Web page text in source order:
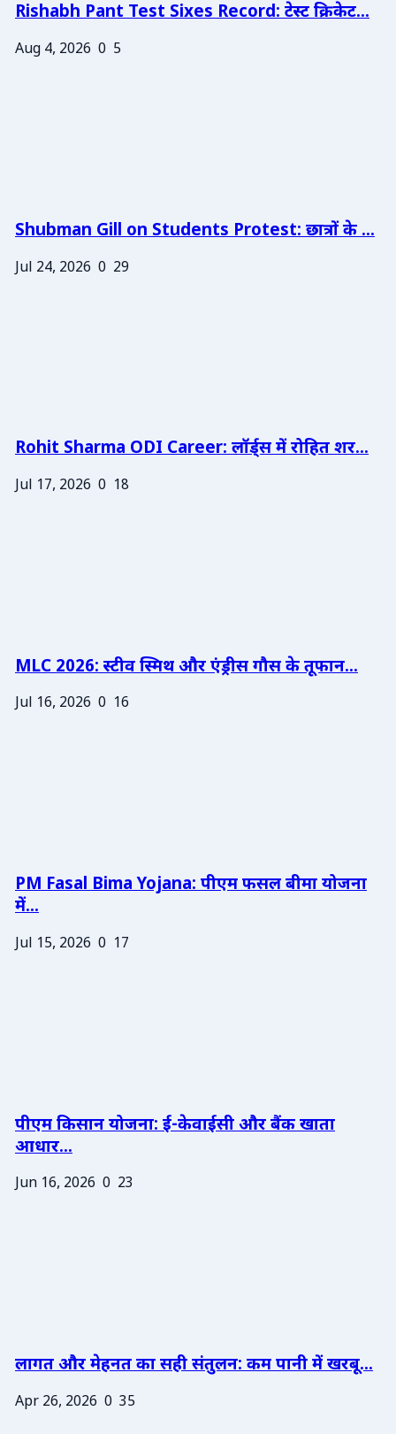
Rishabh Pant Test Sixes Record: टेस्ट क्रिकेट...
Aug 4, 2026 0 5
Shubman Gill on Students Protest: छात्रों के ...
Jul 24, 2026 0 29
Rohit Sharma ODI Career: लॉर्ड्स में रोहित शर...
Jul 17, 2026 0 18
MLC 2026: स्टीव स्मिथ और एंड्रीस गौस के तूफान...
Jul 16, 2026 0 16
PM Fasal Bima Yojana: पीएम फसल बीमा योजना
में...
Jul 15, 2026 0 17
पीएम किसान योजना: ई-केवाईसी और बैंक खाता
आधार...
Jun 16, 2026 0 23
लागत और मेहनत का सही संतुलन: कम पानी में खरबू...
Apr 26, 2026 0 35